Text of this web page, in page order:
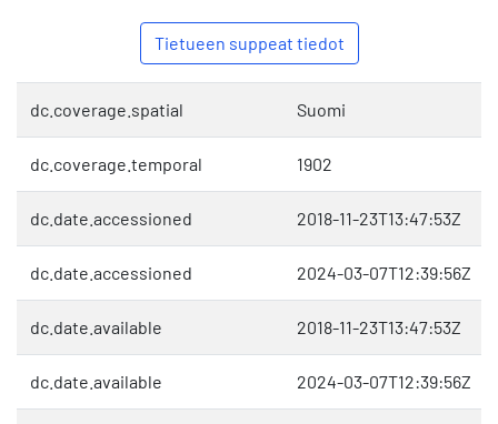
Tietueen suppeat tiedot
dc.coverage.spatial Suomi
dc.coverage.temporal 1902
dc.date.accessioned 2018-11-23T13:47:53Z
dc.date.accessioned 2024-03-07T12:39:56Z
dc.date.available 2018-11-23T13:47:53Z
dc.date.available 2024-03-07T12:39:56Z